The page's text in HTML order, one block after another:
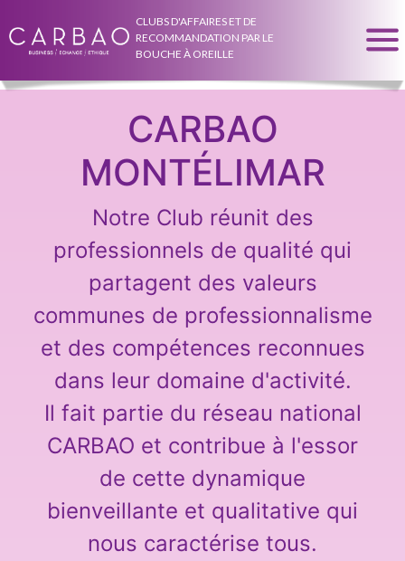
CLUBS D'AFFAIRES ET DE
RECOMMANDATION PAR LE
BOUCHE À OREILLE
CARBAO
MONTÉLIMAR
Notre Club réunit des
professionnels de qualité qui
partagent des valeurs
communes de professionnalisme
et des compétences reconnues
dans leur domaine d'activité.
Il fait partie du réseau national
CARBAO et contribue à l'essor
de cette dynamique
bienveillante et qualitative qui
nous caractérise tous.